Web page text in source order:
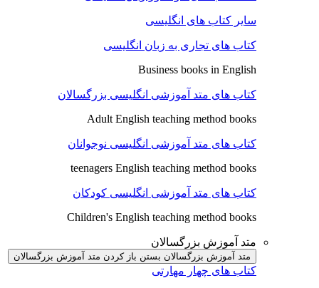
سایر کتاب های انگلیسی
کتاب های تجاری به زبان انگلیسی
Business books in English
کتاب های متد آموزشی انگلیسی بزرگسالان
Adult English teaching method books
کتاب های متد آموزشی انگلیسی نوجوانان
teenagers English teaching method books
کتاب های متد آموزشی انگلیسی کودکان
Children's English teaching method books
متد آموزش بزرگسالان
متد آموزش بزرگسالان بستن باز کردن متد آموزش بزرگسالان
کتاب های چهار مهارتی